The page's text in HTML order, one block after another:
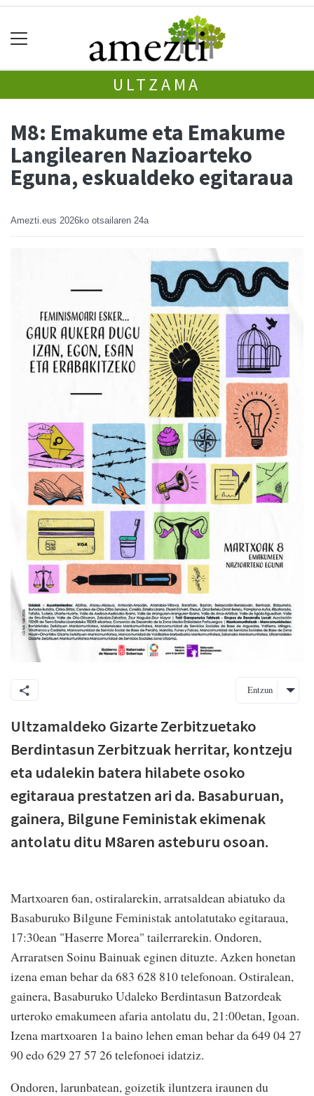
ULTZAMA
M8: Emakume eta Emakume
Langilearen Nazioarteko
Eguna, eskualdeko egitaraua
Amezti.eus 2026ko otsailaren 24a
Entzun
Ultzamaldeko Gizarte Zerbitzuetako
Berdintasun Zerbitzuak herritar, kontzeju
eta udalekin batera hilabete osoko
egitaraua prestatzen ari da. Basaburuan,
gainera, Bilgune Feministak ekimenak
antolatu ditu M8aren asteburu osoan.
Martxoaren 6an, ostiralarekin, arratsaldean abiatuko da
Basaburuko Bilgune Feministak antolatutako egitaraua,
17:30ean "Haserre Morea" tailerrarekin. Ondoren,
Arraratsen Soinu Bainuak eginen dituzte. Azken honetan
izena eman behar da 683 628 810 telefonoan. Ostiralean,
gainera, Basaburuko Udaleko Berdintasun Batzordeak
urteroko emakumeen afaria antolatu du, 21:00etan, Igoan.
Izena martxoaren 1a baino lehen eman behar da 649 04 27
90 edo 629 27 57 26 telefonoei idatziz.
Ondoren, larunbatean, goizetik iluntzera iraunen du